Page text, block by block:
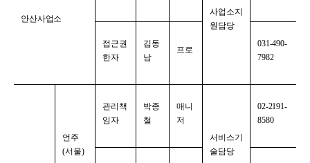
안산사업소
사업소지
원담당
접근권
한자
김동
남
프로
031-490-
7982
언주
(서울)
관리책
임자
박종
철
매니
저
서비스기
술담당
02-2191-
8580